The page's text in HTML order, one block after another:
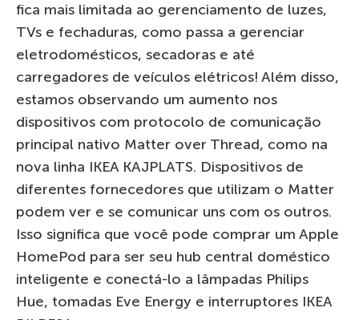
fica mais limitada ao gerenciamento de luzes,
TVs e fechaduras, como passa a gerenciar
eletrodomésticos, secadoras e até
carregadores de veículos elétricos! Além disso,
estamos observando um aumento nos
dispositivos com protocolo de comunicação
principal nativo Matter over Thread, como na
nova linha IKEA KAJPLATS. Dispositivos de
diferentes fornecedores que utilizam o Matter
podem ver e se comunicar uns com os outros.
Isso significa que você pode comprar um Apple
HomePod para ser seu hub central doméstico
inteligente e conectá-lo a lâmpadas Philips
Hue, tomadas Eve Energy e interruptores IKEA